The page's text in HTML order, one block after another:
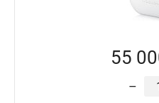
55
–